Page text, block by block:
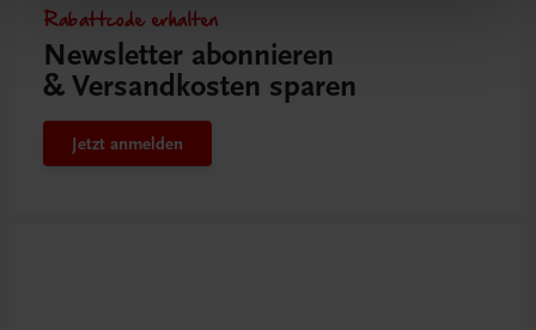
Rabattcode erhalten
Newsletter abonnieren
& Versandkosten sparen
Jetzt anmelden